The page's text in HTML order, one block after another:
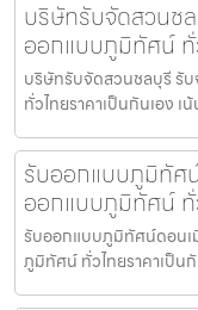
บริษัทรับจัดสวนช
ออกแบบภูมิทัศน์ ทั่
บริษัทรับจัดสวนชลบุรี รั
ทั่วไทยราคาเป็นกันเอง
รับออกแบบภูมิทัศ
ออกแบบภูมิทัศน์ ทั่
รับออกแบบภูมิทัศน์ดอน
ภูมิทัศน์ ทั่วไทยราคาเป็น